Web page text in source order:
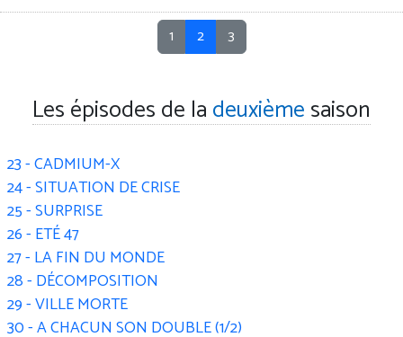
1 2 3
Les épisodes de ladeuxièmesaison
23 - CADMIUM-X
24 - SITUATION DE CRISE
25 - SURPRISE
26 - ETÉ 47
27 - LA FIN DU MONDE
28 - DÉCOMPOSITION
29 - VILLE MORTE
30 - A CHACUN SON DOUBLE (1/2)